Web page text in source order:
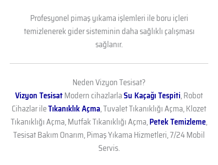
Profesyonel pimaş yıkama işlemleri ile boru içleri
temizlenerek gider sisteminin daha sağlıklı çalışması
sağlanır.
Neden Vizyon Tesisat?
Vizyon TesisatModern cihazlarlaSu Kaçağı Tespiti, Robot
Cihazlar ileTıkanıklık Açma, Tuvalet Tıkanıklığı Açma, Klozet
Tıkanıklığı Açma, Mutfak Tıkanıklığı Açma,Petek Temizleme,
Tesisat Bakım Onarım, Pimaş Yıkama Hizmetleri, 7/24 Mobil
Servis.